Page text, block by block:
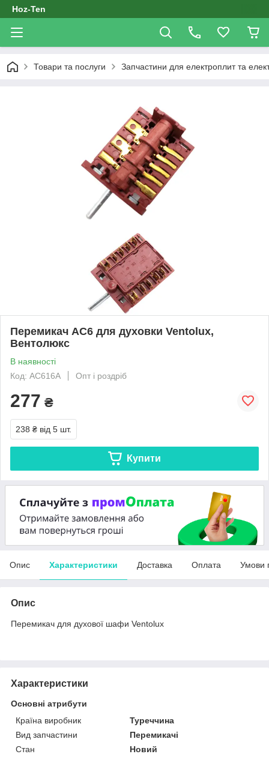
Hoz-Ten
Товари та послуги Запчастини для електроплит та
Перемикач AC6 для духовки Ventolux,
Вентолюкс
В наявності
Код: AC616A
Опт і роздріб
277 ₴
238 ₴ від 5 шт.
Купити
Опис Характеристики Доставка Оплата Умови
Опис
Перемикач для духової шафи Ventolux
Характеристики
Основні атрибути
Країна виробник
Туреччина
Вид запчастини
Перемикачі
Стан
Новий